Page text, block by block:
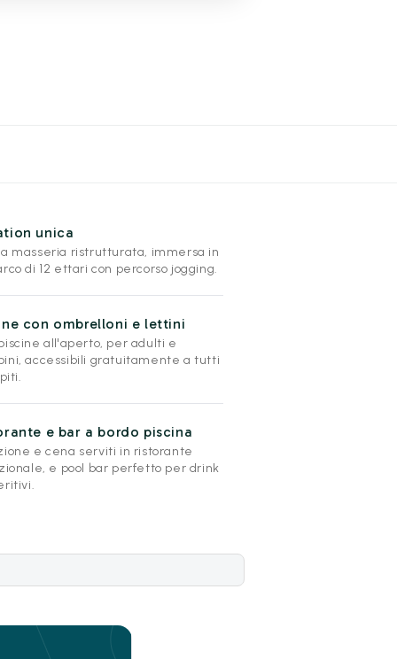
unica
masseria ristrutturata, immersa in
di 12 ettari con percorso jogging.
con ombrelloni e lettini
all'aperto, per adulti e
accessibili gratuitamente a tutti
e bar a bordo piscina
e cena serviti in ristorante
e pool bar perfetto per drink